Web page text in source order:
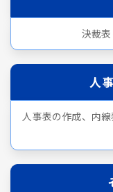
決裁
人
人事表の作成、内